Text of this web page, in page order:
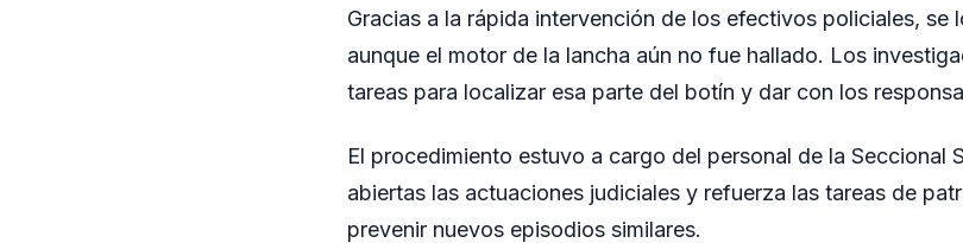
Gracias a la rápida intervención de los efectivos policiales, se
aunque el motor de la lancha aún no fue hallado. Los
tareas para localizar esa parte del botín y dar con los
El procedimiento estuvo a cargo del personal de la Seccional
abiertas las actuaciones judiciales y refuerza las tareas de
prevenir nuevos episodios similares.